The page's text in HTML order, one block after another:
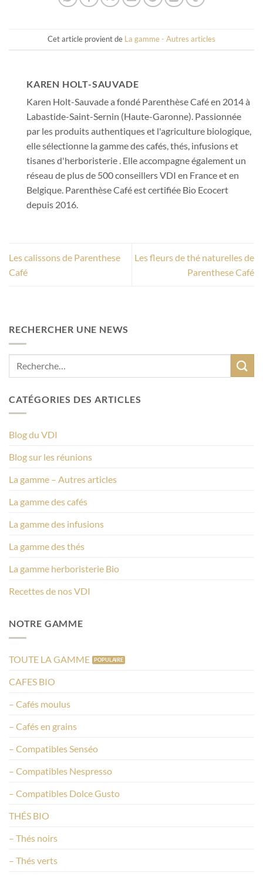
RECHERCHER UNE NEWS
CATÉGORIES DES ARTICLES
Blog du VDI
Blog sur les réunions
La gamme – Autres articles
La gamme des cafés
La gamme des infusions
La gamme des thés
La gamme herboristerie Bio
Recettes de nos VDI
NOTRE GAMME
TOUTE LA GAMME
CAFES BIO
– Cafés moulus
– Cafés en grains
– Compatibles Senséo
– Compatibles Nespresso
– Compatibles Dolce Gusto
THÉS BIO
– Thés noirs
– Thés verts
Cet article provient de La gamme - Autres articles
KAREN HOLT-SAUVADE
Karen Holt-Sauvade a fondé Parenthèse Café en 2014 à
Labastide-Saint-Sernin (Haute-Garonne). Passionnée
par les produits authentiques et l'agriculture biologique,
elle sélectionne la gamme des cafés, thés, infusions et
tisanes d'herboristerie . Elle accompagne également un
réseau de plus de 500 conseillers VDI en France et en
Belgique. Parenthèse Café est certifiée Bio Ecocert
depuis 2016.
Les calissons de Parenthese
Café
Les fleurs de thé naturelles de
Parenthese Café